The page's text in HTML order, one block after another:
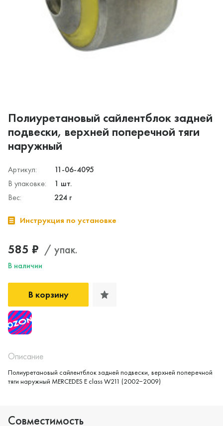
Полиуретановый сайлентблок задней
подвески, верхней поперечной тяги
наружный
Артикул:
11-06-4095
В упаковке:
1 шт.
Вес:
224 г
Инструкция по установке
585 ₽ / упак.
В наличии
В корзину
Описание
Полиуретановый сайлентблок задней подвески, верхней поперечной
тяги наружный MERCEDES E class W211 (2002−2009)
Совместимость